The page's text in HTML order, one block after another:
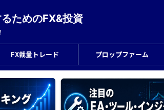
ためのFX&投資
FX裁量トレード プロップファーム